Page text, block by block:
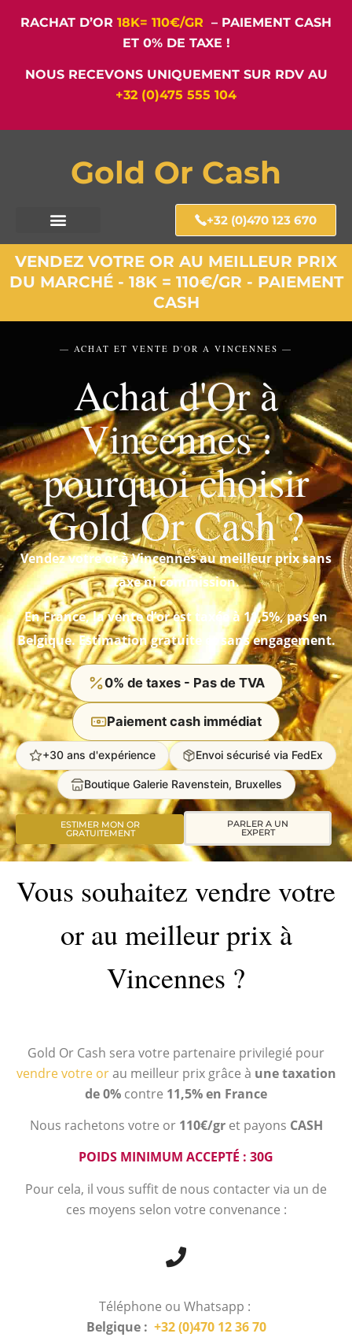
RACHAT D’OR 18K= 110€/GR – PAIEMENT CASH
ET 0% DE TAXE !
NOUS RECEVONS UNIQUEMENT SUR RDV AU
+32 (0)475 555 104
Gold Or Cash
+32 (0)470 123 670
VENDEZ VOTRE OR AU MEILLEUR PRIX
DU MARCHÉ - 18K = 110€/GR - PAIEMENT
CASH
— ACHAT ET VENTE D'OR A VINCENNES —
Achat d'Or à
Vincennes :
pourquoi choisir
Gold Or Cash ?
Vendez votre or à Vincennes au meilleur prix sans
taxe ni commission.
En France, la vente d’or est taxée à 11,5%, pas en
Belgique. Estimation gratuite et sans engagement.
0% de taxes - Pas de TVA
Paiement cash immédiat
+30 ans d'expérience Envoi sécurisé via FedEx
Boutique Galerie Ravenstein, Bruxelles
ESTIMER MON OR
GRATUITEMENT
PARLER A UN
EXPERT
Vous souhaitez vendre votre
or au meilleur prix à
Vincennes ?
Gold Or Cash sera votre partenaire privilegié pour
vendre votre orau meilleur prix grâce à une taxation
de 0% contre 11,5% en France
Nous rachetons votre or 110€/gr et payons CASH
POIDS MINIMUM ACCEPTÉ : 30G
Pour cela, il vous suffit de nous contacter via un de
ces moyens selon votre convenance :
Téléphone ou Whatsapp :
Belgique : +32 (0)470 12 36 70